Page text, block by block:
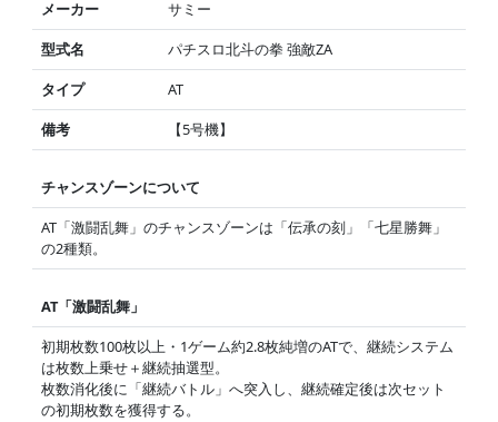
メーカー
サミー
型式名
パチスロ北斗の拳 強敵ZA
タイプ
AT
備考
【5号機】
チャンスゾーンについて
AT「激闘乱舞」のチャンスゾーンは「伝承の刻」「七星勝舞」
の2種類。
AT「激闘乱舞」
初期枚数100枚以上・1ゲーム約2.8枚純増のATで、継続システム
は枚数上乗せ＋継続抽選型。
枚数消化後に「継続バトル」へ突入し、継続確定後は次セット
の初期枚数を獲得する。